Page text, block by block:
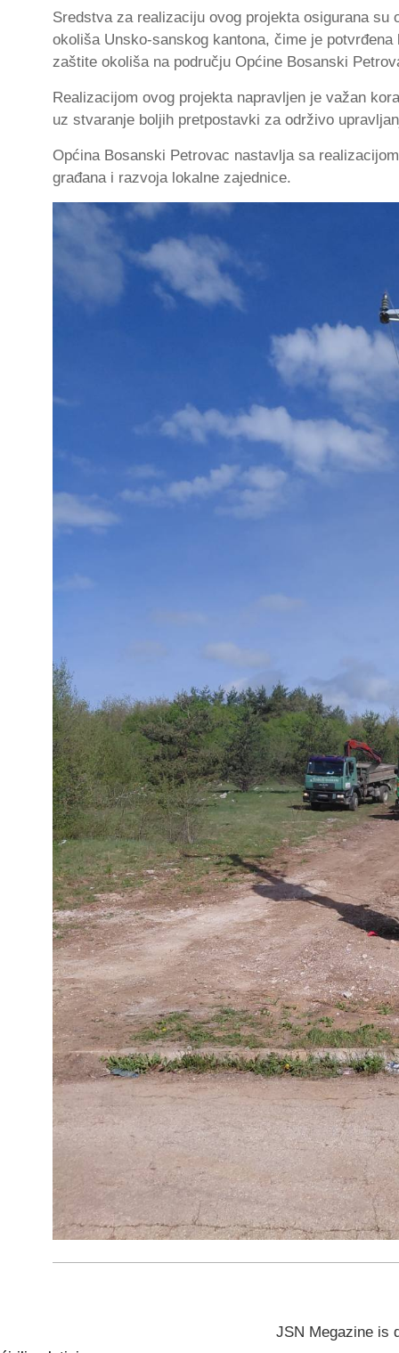
Sredstva za realizaciju ovog projekta osigurana su
okoliša Unsko-sanskog kantona, čime je potvrđena
zaštite okoliša na području Općine Bosanski
Realizacijom ovog projekta napravljen je važan
uz stvaranje boljih pretpostavki za održivo
Općina Bosanski Petrovac nastavlja sa
građana i razvoja lokalne zajednice.
JSN Megazine is